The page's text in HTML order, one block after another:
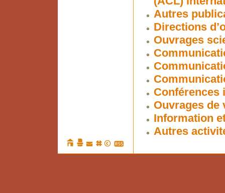
Autres
Directions
Ouvrages
Conférences
Ouvrages de
Information
Autres